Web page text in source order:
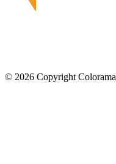
© 2026 Copyright Colorama